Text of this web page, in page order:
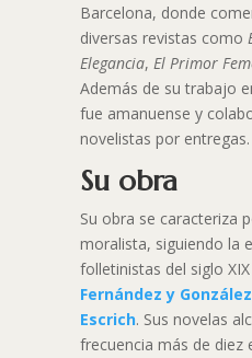
Barcelona, donde
diversas revistas como
Elegancia, El Primor
Además de su trabajo
fue amanuense y
novelistas por entregas.
Su obra
Su obra se caracteriza
moralista, siguiendo la
folletinistas del siglo
Fernández y González
Escrich. Sus novelas
frecuencia más de diez